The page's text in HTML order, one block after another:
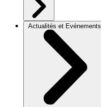
Actualités et Evénements